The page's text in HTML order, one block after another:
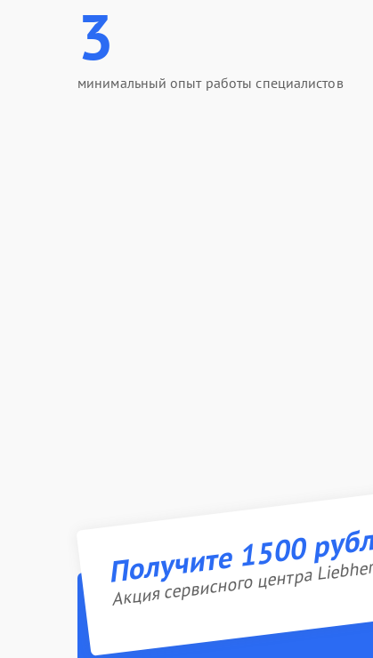
3
минимальный опыт работы специалистов
Получите 1500
Акция сервисного центра